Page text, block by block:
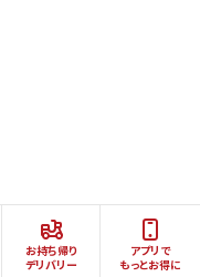
お持ち帰り
デリバリー
アプリで
もっとお得に